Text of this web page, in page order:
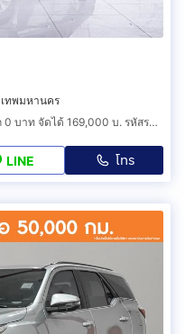
ทพมหานคร
HONDA CITY 1.5 V CNG AT 2013 ออกรถ 0 บาท จัดได้ 169,000 บ. รหัสรถ 1F838
LINE โทร